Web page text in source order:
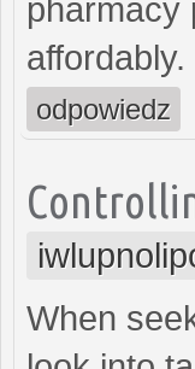
pharmacy
affordably.
odpowiedz
When